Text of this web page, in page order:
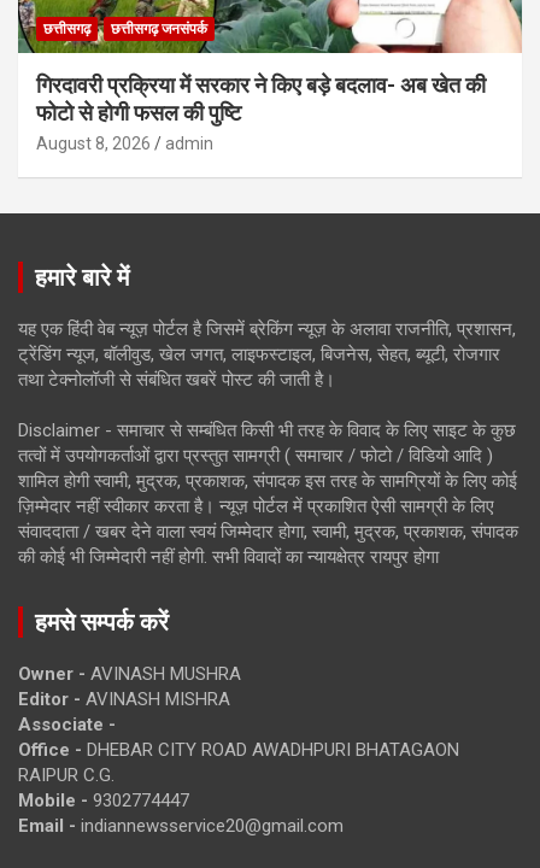
छत्तीसगढ़ छत्तीसगढ़ जनसंपर्क
गिरदावरी प्रक्रिया में सरकार ने किए बड़े बदलाव- अब खेत की
फोटो से होगी फसल की पुष्टि
August 8, 2026 admin
हमारे बारे में
यह एक हिंदी वेब न्यूज़ पोर्टल है जिसमें ब्रेकिंग न्यूज़ के अलावा राजनीति, प्रशासन,
ट्रेंडिंग न्यूज, बॉलीवुड, खेल जगत, लाइफस्टाइल, बिजनेस, सेहत, ब्यूटी, रोजगार
तथा टेक्नोलॉजी से संबंधित खबरें पोस्ट की जाती है।
Disclaimer - समाचार से सम्बंधित किसी भी तरह के विवाद के लिए साइट के कुछ
तत्वों में उपयोगकर्ताओं द्वारा प्रस्तुत सामग्री ( समाचार / फोटो / विडियो आदि )
शामिल होगी स्वामी, मुद्रक, प्रकाशक, संपादक इस तरह के सामग्रियों के लिए कोई
ज़िम्मेदार नहीं स्वीकार करता है। न्यूज़ पोर्टल में प्रकाशित ऐसी सामग्री के लिए
संवाददाता / खबर देने वाला स्वयं जिम्मेदार होगा, स्वामी, मुद्रक, प्रकाशक, संपादक
की कोई भी जिम्मेदारी नहीं होगी. सभी विवादों का न्यायक्षेत्र रायपुर होगा
हमसे सम्पर्क करें
Owner - AVINASH MUSHRA
Editor - AVINASH MISHRA
Associate -
Office - DHEBAR CITY ROAD AWADHPURI BHATAGAON
RAIPUR C.G.
Mobile - 9302774447
Email - indiannewsservice20@gmail.com